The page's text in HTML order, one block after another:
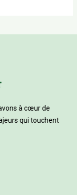
à cœur de
qui touchent